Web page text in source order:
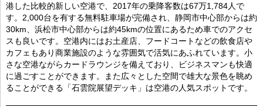
港した比較的新しい空港で、2017年の乗降客数は67万1,784人で
す。2,000台を有する無料駐車場が完備され、静岡市中心部からは約
30km、浜松市中心部からは約45kmの位置にあるため車でのアクセ
スも良いです。空港内にはお土産店、フードコートなどの飲食店や
カフェもあり商業施設のような雰囲気で活気にあふれています。小
さな空港ながらカードラウンジを備えており、ビジネスマンも快適
に過ごすことができます。また広々とした空間で雄大な景色を眺め
ることができる「石雲院展望デッキ」は空港の人気スポットです。